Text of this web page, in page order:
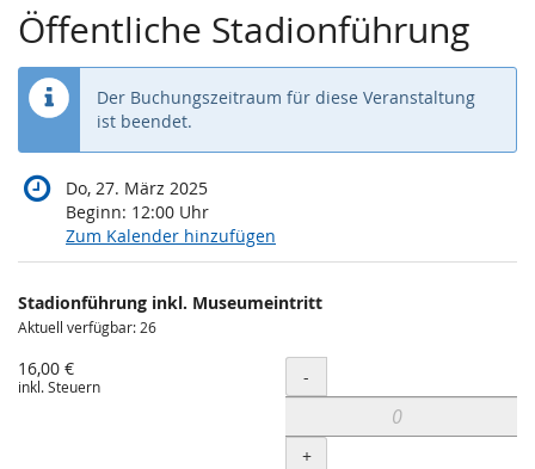
Öffentliche Stadionführung
Der Buchungszeitraum für diese Veranstaltung
ist beendet.
Do, 27. März 2025
Beginn: 12:00 Uhr
Zum Kalender hinzufügen
Produkte
Unkategorisierte
Produkte
Stadionführung inkl. Museumeintritt
Aktuell verfügbar: 26
16,00 €
inkl. Steuern Menge
-
+